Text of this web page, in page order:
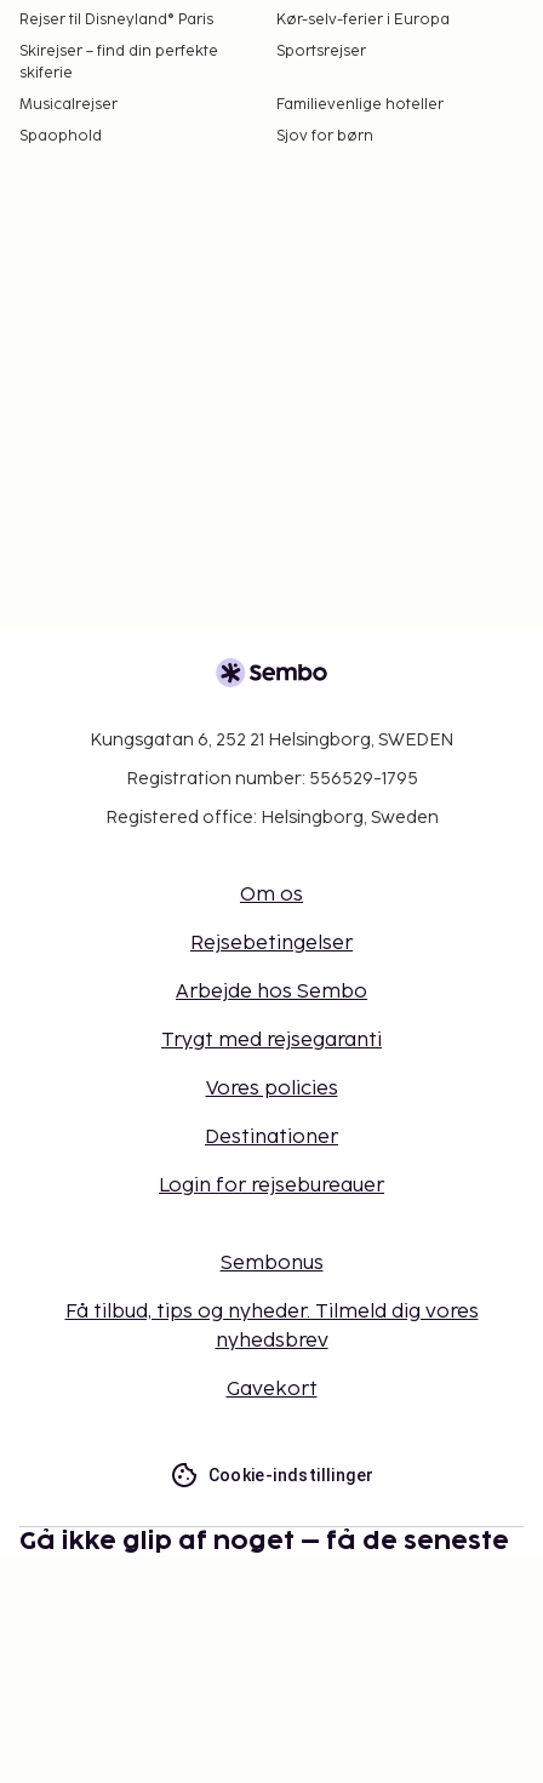
Rejser til Disneyland® Paris
Kør-selv-ferier i Europa
Skirejser – find din perfekte
skiferie
Sportsrejser
Musicalrejser
Familievenlige hoteller
Spaophold
Sjov for børn
Kungsgatan 6, 252 21 Helsingborg, SWEDEN
Registration number: 556529-1795
Registered office: Helsingborg, Sweden
Om os
Rejsebetingelser
Arbejde hos Sembo
Trygt med rejsegaranti
Vores policies
Destinationer
Login for rejsebureauer
Sembonus
Få tilbud, tips og nyheder. Tilmeld dig vores
nyhedsbrev
Gavekort
Cookie-indstillinger
Gå ikke glip af noget – få de seneste